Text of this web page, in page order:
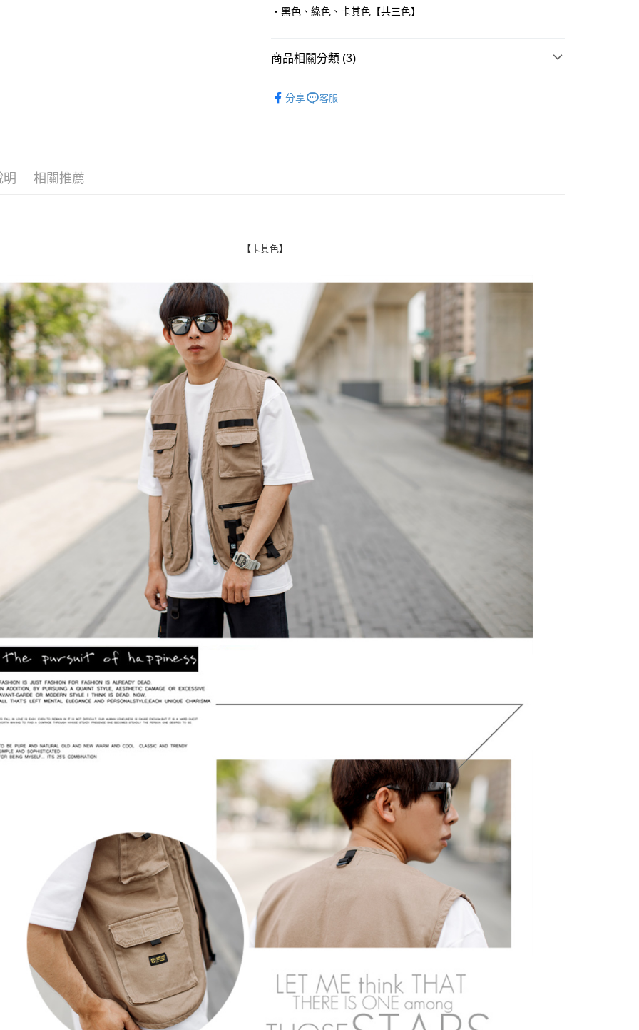
悠遊付
AFTEE先享後付
【關於「AFTEE先享後付」】
／ATM／網路銀行／等多元方式進行付款，方視為交易完成。
先享後付繳納相關費用。
※ 交易是否成功請以「AFTEE先享後付 」之結帳頁面顯示為準，若有關於
是否繳費成功／繳費後需取消欲退款等相關疑問，請聯繫「AFTEE先享後
付客戶支援中心」https://netprotections.freshdesk.com/support/home
【注意事項】
１．透過由恩沛科技股份有限公司提供之「AFTEE先享後付」服務完成之
交易，需依本服務之必要範圍內提供個人資料，並將交易相關給付款項請
求債權轉讓予恩沛科技股份有限公司。
２．關於個人資料處理事宜，請瀏覽以下網址：
https://aftee.tw/terms/#terms3
３．未成年的使用者請事先徵得法定代理人或監護人之同意方可使用
「AFTEE先享後付」，若未經同意申辦者引起之損失，本公司不負相關責
４．使用「AFTEE先享後付」時，將依據個別帳號之用戶狀況，依本公司
即時審查核予不同之上限額度；若仍有額度不足之情形，本公司將視審查
結果請求用戶進行身份認證。
５．嚴禁一人註冊多個帳號或使用他人資訊註冊。若發現惡意使用之情
形，恩沛科技股份有限公司將有權停止該用戶之使用額度並採取法律行
動。
ATM付款
每筆NT$80，滿NT$1,800(含以上)免運費
每筆NT$80，滿NT$1,800(含以上)免運費
先付款後7-11取貨
每筆NT$80，滿NT$1,800(含以上)免運費
宅配
每筆NT$120，滿NT$3,000(含以上)免運費
海外宅配 (TWD) 查看運費
‧黑色、綠色、卡其色【共三色】
商品相關分類 (3)
分享 客服
明 相關推薦
【卡其色】